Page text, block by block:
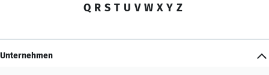
Q R S T U V W X Y Z
Unternehmen